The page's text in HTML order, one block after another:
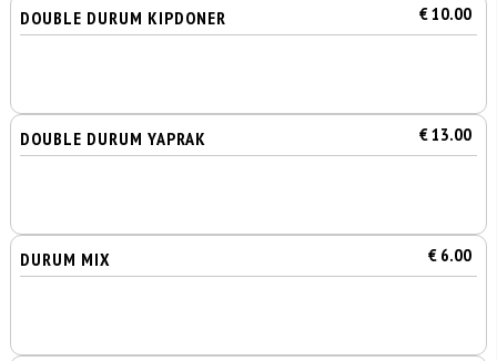
DOUBLE DURUM KIPDONER € 10.00
DOUBLE DURUM YAPRAK € 13.00
DURUM MIX € 6.00